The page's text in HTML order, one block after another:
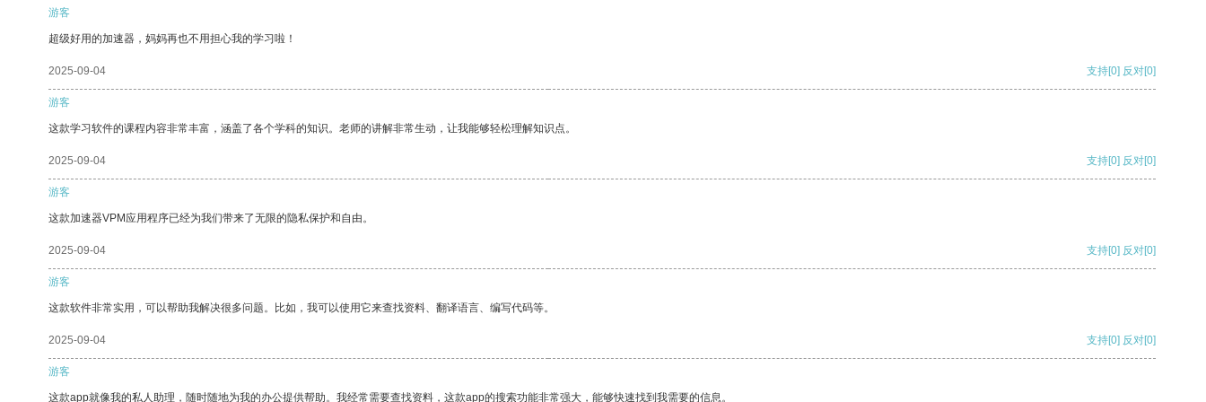
游客
超级好用的加速器，妈妈再也不用担心我的学习啦！
2025-09-04 支持[0] 反对[0]
游客
这款学习软件的课程内容非常丰富，涵盖了各个学科的知识。老师的讲解非常生动，让我能够轻松理解知识点。
2025-09-04 支持[0] 反对[0]
游客
这款加速器VPM应用程序已经为我们带来了无限的隐私保护和自由。
2025-09-04 支持[0] 反对[0]
游客
这款软件非常实用，可以帮助我解决很多问题。比如，我可以使用它来查找资料、翻译语言、编写代码等。
2025-09-04 支持[0] 反对[0]
游客
这款app就像我的私人助理，随时随地为我的办公提供帮助。我经常需要查找资料，这款app的搜索功能非常强大，能够快速找到我需要的信息。